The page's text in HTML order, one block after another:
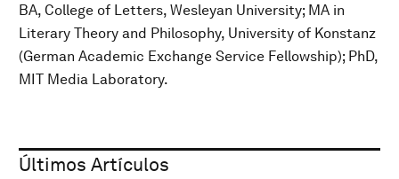
BA, College of Letters, Wesleyan University; MA in
Literary Theory and Philosophy, University of Konstanz
(German Academic Exchange Service Fellowship); PhD,
MIT Media Laboratory.
Últimos Artículos